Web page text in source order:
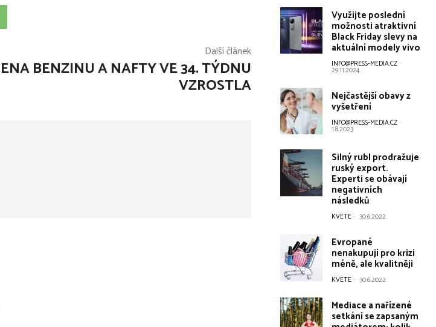
Další článek
BENZINU A NAFTY VE 34. TÝDNU
VZROSTLA
Využijte poslední
možnosti atraktivní
Black Friday slevy na
aktuální modely vivo
INFO@PRESS-MEDIA.CZ -
29.11.2024
Nejčastější obavy z
vyšetření
INFO@PRESS-MEDIA.CZ -
1.8.2023
Silný rubl prodražuje
ruský export.
Experti se obávají
negativních
následků
KVETE - 30.6.2022
Evropané
nenakupují pro krizi
méně, ale kvalitněji
KVETE - 30.6.2022
Mediace a nařízené
setkání se zapsaným